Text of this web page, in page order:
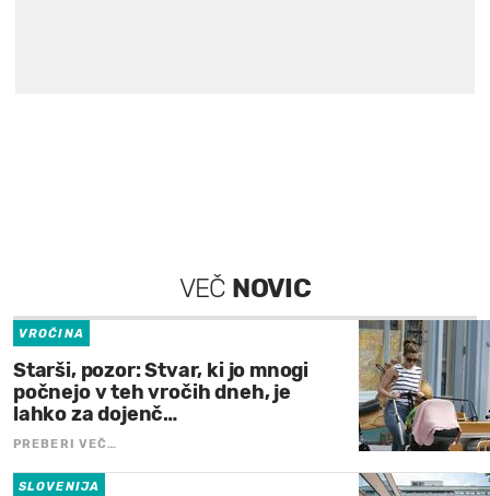
VEČ NOVIC
VROČINA
Starši, pozor: Stvar, ki jo mnogi
počnejo v teh vročih dneh, je
lahko za dojenč…
PREBERI VEČ…
SLOVENIJA